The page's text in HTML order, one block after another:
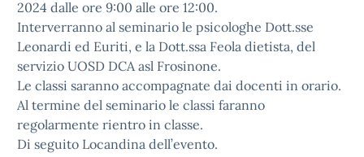
2024 dalle ore 9:00 alle ore 12:00.
Interverranno al seminario le psicologhe Dott.sse
Leonardi ed Euriti, e la Dott.ssa Feola dietista, del
servizio UOSD DCA asl Frosinone.
Le classi saranno accompagnate dai docenti in orario.
Al termine del seminario le classi faranno
regolarmente rientro in classe.
Di seguito Locandina dell’evento.